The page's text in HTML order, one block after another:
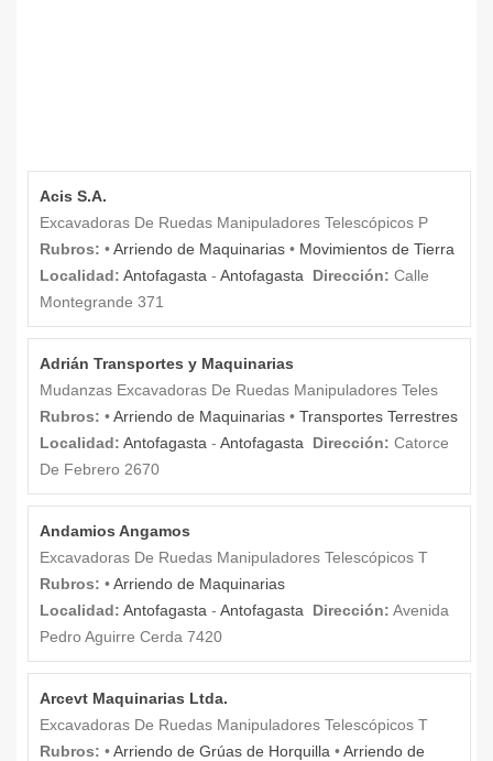
Acis S.A.
Excavadoras De Ruedas Manipuladores Telescópicos P
Rubros: •Arriendo de Maquinarias • Movimientos de Tierra
Localidad: Antofagasta - Antofagasta Dirección: Calle
Montegrande 371
Adrián Transportes y Maquinarias
Mudanzas Excavadoras De Ruedas Manipuladores Teles
Rubros: •Arriendo de Maquinarias • Transportes Terrestres
Localidad: Antofagasta - Antofagasta Dirección: Catorce
De Febrero 2670
Andamios Angamos
Excavadoras De Ruedas Manipuladores Telescópicos T
Rubros: •Arriendo de Maquinarias
Localidad: Antofagasta - Antofagasta Dirección: Avenida
Pedro Aguirre Cerda 7420
Arcevt Maquinarias Ltda.
Excavadoras De Ruedas Manipuladores Telescópicos T
Rubros: •Arriendo de Grúas de Horquilla •Arriendo de